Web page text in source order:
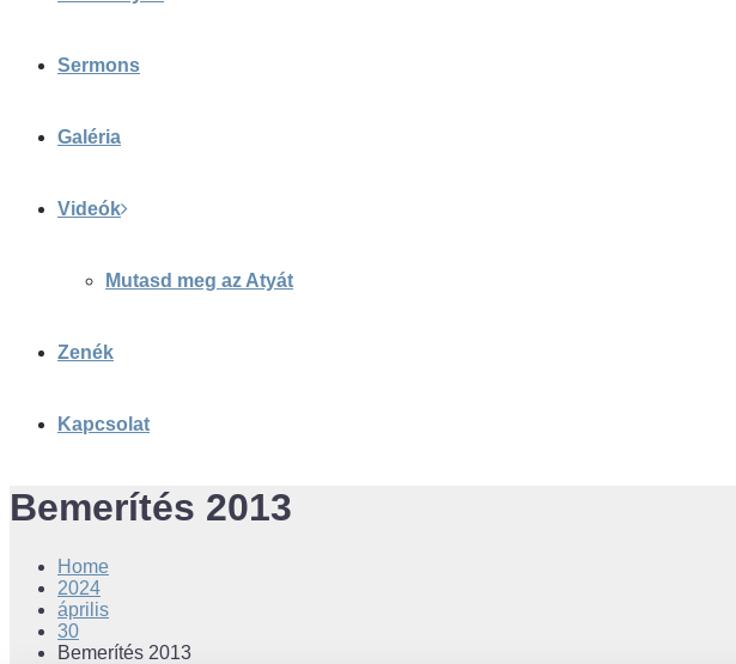
Sermons
Galéria
Videók
Mutasd meg az Atyát
Zenék
Kapcsolat
Bemerítés 2013
Home
2024
április
30
Bemerítés 2013